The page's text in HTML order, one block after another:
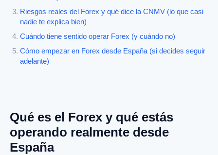
Riesgos reales del Forex y qué dice la CNMV (lo que casi
nadie te explica bien)
Cuándo tiene sentido operar Forex (y cuándo no)
Cómo empezar en Forex desde España (si decides seguir
adelante)
Qué es el Forex y qué estás
operando realmente desde
España